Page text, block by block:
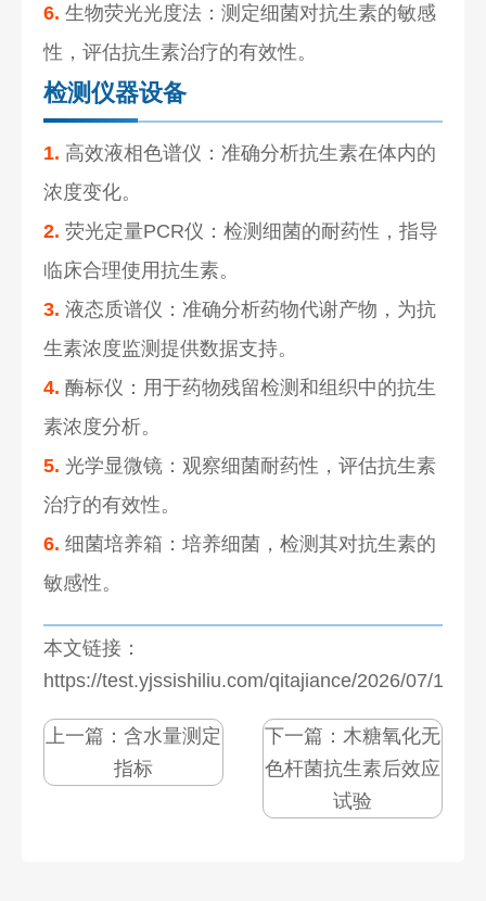
6. 生物荧光光度法：测定细菌对抗生素的敏感
性，评估抗生素治疗的有效性。
检测仪器设备
1. 高效液相色谱仪：准确分析抗生素在体内的
浓度变化。
2. 荧光定量PCR仪：检测细菌的耐药性，指导
临床合理使用抗生素。
3. 液态质谱仪：准确分析药物代谢产物，为抗
生素浓度监测提供数据支持。
4. 酶标仪：用于药物残留检测和组织中的抗生
素浓度分析。
5. 光学显微镜：观察细菌耐药性，评估抗生素
治疗的有效性。
6. 细菌培养箱：培养细菌，检测其对抗生素的
敏感性。
本文链接：
https://test.yjssishiliu.com/qitajiance/2026/07/
上一篇： 含水量测定
指标
下一篇： 木糖氧化无
色杆菌抗生素后效应
试验